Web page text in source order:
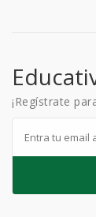
¡Regístrate